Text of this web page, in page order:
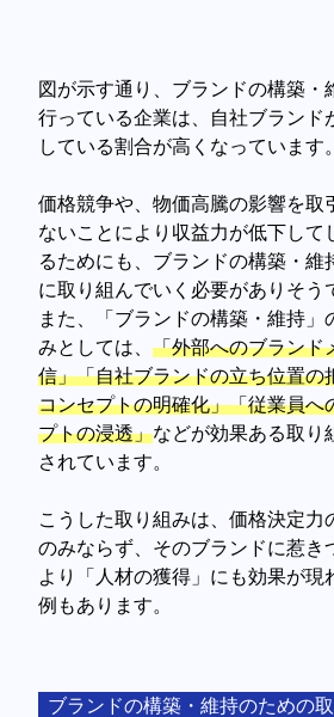
図が示す通り、ブランドの構築・
行っている企業は、自社ブランド
している割合が高くなっています。
価格競争や、物価高騰の影響を取
ないことにより収益力が低下して
るためにも、ブランドの構築・維
に取り組んでいく必要がありそう
また、「ブランドの構築・維持」
みとしては、「外部へのブランド
信」「自社ブランドの立ち位置の
コンセプトの明確化」「従業員へ
プトの浸透」などが効果ある取り
されています。
こうした取り組みは、価格決定力
のみならず、そのブランドに惹き
より「人材の獲得」にも効果が現
例もあります。
ブランドの構築・維持のための